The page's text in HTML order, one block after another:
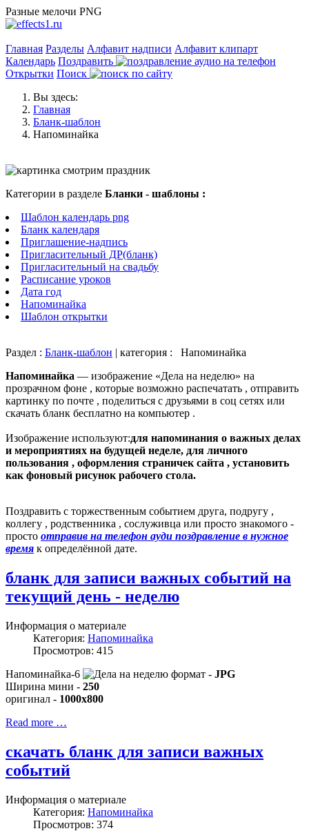
Разные мелочи PNG
Главная Разделы Алфавит надписи Алфавит клипарт
Календарь Поздравить
Открытки Поиск
Вы здесь:
Главная
Бланк-шаблон
Напоминайка
Категории в разделе Бланки - шаблоны :
Шаблон календарь png
Бланк календаря
Приглашение-надпись
Пригласительный ДР(бланк)
Пригласительный на свадьбу
Расписание уроков
Дата год
Напоминайка
Шаблон открытки
Раздел : Бланк-шаблон | категория : Напоминайка
Напоминайка — изображение «Дела на неделю» на
прозрачном фоне , которые возможно распечатать , отправить
картинку по почте , поделиться с друзьями в соц сетях или
скачать бланк бесплатно на компьютер .
Изображение используют:для напоминания о важных делах
и мероприятиях на будущей неделе, для личного
пользования , оформления страничек сайта , установить
как фоновый рисунок рабочего стола.
Поздравить с торжественным событием друга, подругу ,
коллегу , родственника , сослуживца или просто знакомого -
просто отправив на телефон ауди поздравление в нужное
время к определённой дате.
бланк для записи важных событий на
текущий день - неделю
Информация о материале
Категория: Напоминайка
Просмотров: 415
Напоминайка-6
формат - JPG
Ширина мини - 250
оригинал - 1000x800
Read more …
скачать бланк для записи важных
событий
Информация о материале
Категория: Напоминайка
Просмотров: 374